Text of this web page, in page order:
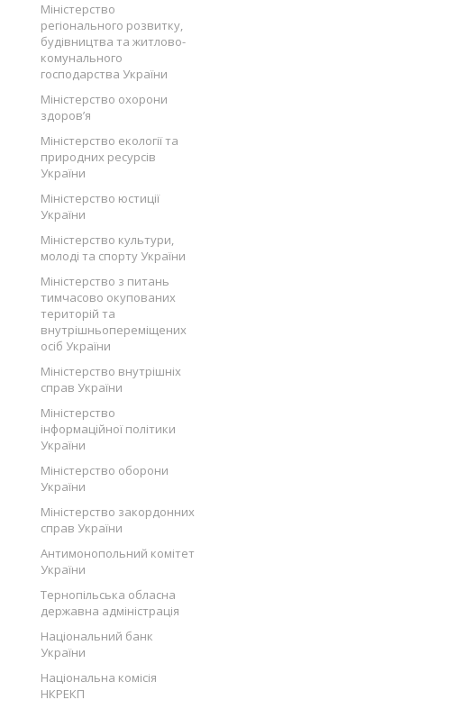
Міністерство
регіонального розвитку,
будівництва та житлово-
комунального
господарства України
Міністерство охорони
здоров’я
Міністерство екології та
природних ресурсів
України
Міністерство юстиції
України
Міністерство культури,
молоді та спорту України
Міністерство з питань
тимчасово окупованих
територій та
внутрішньопереміщених
осіб України
Міністерство внутрішніх
справ України
Міністерство
інформаційної політики
України
Міністерство оборони
України
Міністерство закордонних
справ України
Антимонопольний комітет
України
Тернопільська обласна
державна адміністрація
Національний банк
України
Національна комісія
НКРЕКП